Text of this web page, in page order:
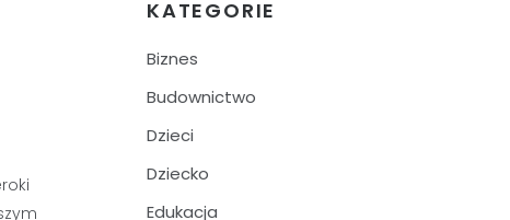
KATEGORIE
Biznes
Budownictwo
Dzieci
Dziecko
Edukacja